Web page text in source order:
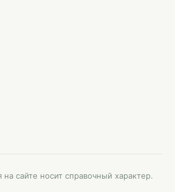
сайте носит справочный характер.